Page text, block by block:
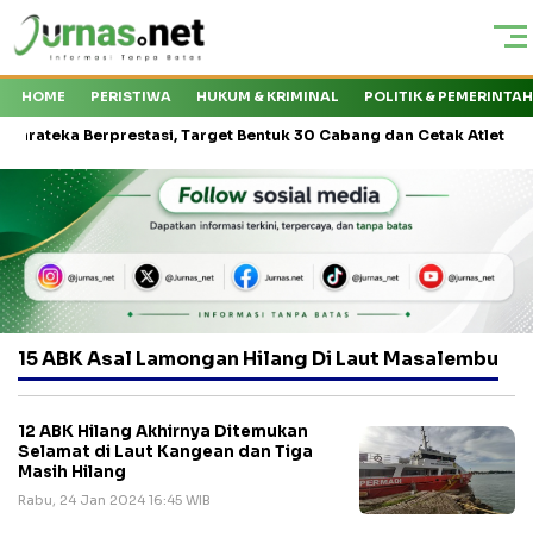
HOME PERISTIWA HUKUM & KRIMINAL POLITIK &
Berprestasi, Target Bentuk 30 Cabang dan Cetak Atlet Nasional
15 ABK Asal Lamongan Hilang Di Laut Masalembu
12 ABK Hilang Akhirnya Ditemukan
Selamat di Laut Kangean dan Tiga
Masih Hilang
Rabu, 24 Jan 2024 16:45 WIB